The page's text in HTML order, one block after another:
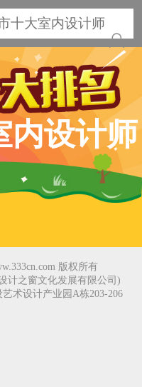
十大室内设计师
内设计师
版权所有
计之窗文化发展有限公司)
术设计产业园A栋203-206